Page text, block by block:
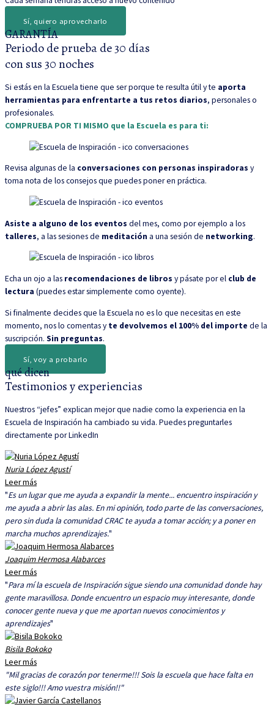
Sí, quiero aprovecharlo
GARANTÍA
Periodo de prueba de 30 días
con sus 30 noches
Si estás en la Escuela tiene que ser porque te resulta útil y te aporta
herramientas para enfrentarte a tus retos diarios, personales o
profesionales.
COMPRUEBA POR TI MISMO que la Escuela es para ti:
Revisa algunas de la conversaciones con personas inspiradoras y
toma nota de los consejos que puedes poner en práctica.
Asiste a alguno de los eventos del mes, como por ejemplo a los
talleres, a las sesiones de meditación a una sesión de networking.
Echa un ojo a las recomendaciones de libros y pásate por el club de
lectura (puedes estar simplemente como oyente).
Si finalmente decides que la Escuela no es lo que necesitas en este
momento, nos lo comentas y te devolvemos el 100% del importe de la
suscripción. Sin preguntas.
Sí, voy a probarlo
qué dicen
Testimonios y experiencias
Nuestros “jefes” explican mejor que nadie como la experiencia en la
Escuela de Inspiración ha cambiado su vida. Puedes preguntarles
directamente por LinkedIn
Nuria López Agustí
Leer más
"Es un lugar que me ayuda a expandir la mente... encuentro inspiración y
me ayuda a abrir las alas. En mi opinión, todo parte de las conversaciones,
pero sin duda la comunidad CRAC te ayuda a tomar acción; y a poner en
marcha muchos aprendizajes."
Joaquim Hermosa Alabarces
Leer más
"Para mí la escuela de Inspiración sigue siendo una comunidad donde hay
gente maravillosa. Donde encuentro un espacio muy interesante, donde
conocer gente nueva y que me aportan nuevos conocimientos y
aprendizajes"
Bisila Bokoko
Leer más
"Mil gracias de corazón por tenerme!!! Sois la escuela que hace falta en
este siglo!!! Amo vuestra misión!!"